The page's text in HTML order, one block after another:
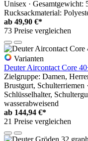
Unisex · Gesamtgewicht:
Rucksackmaterial:
ab 49,90 €*
73 Preise vergleichen
Varianten
Deuter Aircontact Core
Zielgruppe: Damen,
Brustgurt, Schulterriemen
Schlüsselhalter,
wasserabweisend
ab 144,94 €*
21 Preise vergleichen